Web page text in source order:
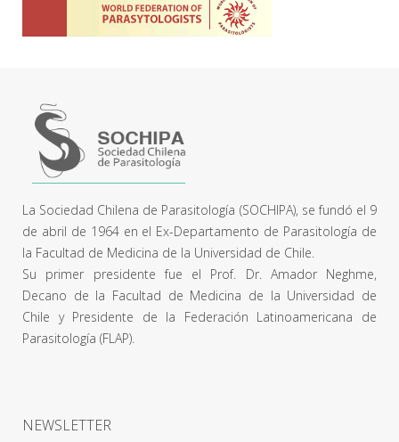
La Sociedad Chilena de Parasitología (SOCHIPA), se fundó el 9
de abril de 1964 en el Ex-Departamento de Parasitología de
la Facultad de Medicina de la Universidad de Chile.
Su primer presidente fue el Prof. Dr. Amador Neghme,
Decano de la Facultad de Medicina de la Universidad de
Chile y Presidente de la Federación Latinoamericana de
Parasitología (FLAP).
NEWSLETTER